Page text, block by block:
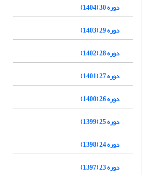
دوره 30 (1404)
دوره 29 (1403)
دوره 28 (1402)
دوره 27 (1401)
دوره 26 (1400)
دوره 25 (1399)
دوره 24 (1398)
دوره 23 (1397)